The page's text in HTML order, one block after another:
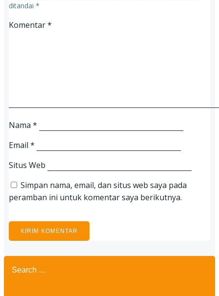
ditandai *
Komentar*
Nama *
Email *
Situs Web
Simpan nama, email, dan situs web saya pada
peramban ini untuk komentar saya berikutnya.
Search
for: